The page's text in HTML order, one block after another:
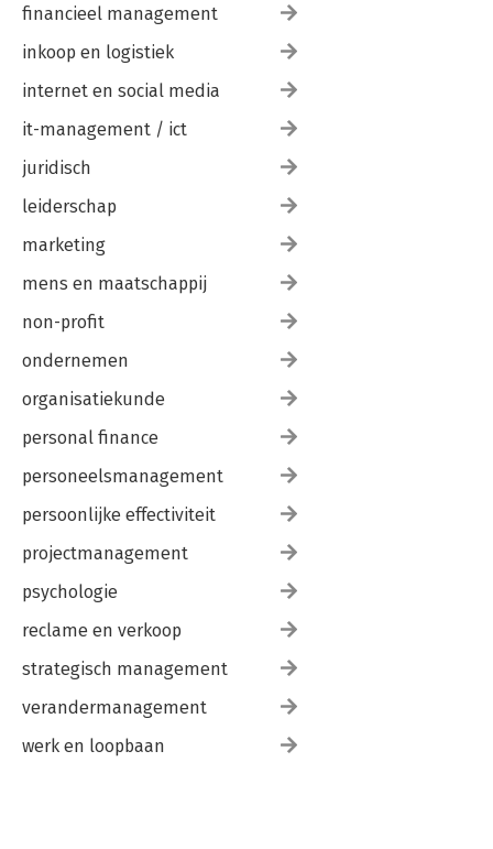
financieel management
inkoop en logistiek
internet en social media
it-management / ict
juridisch
leiderschap
marketing
mens en maatschappij
non-profit
ondernemen
organisatiekunde
personal finance
personeelsmanagement
persoonlijke effectiviteit
projectmanagement
psychologie
reclame en verkoop
strategisch management
verandermanagement
werk en loopbaan